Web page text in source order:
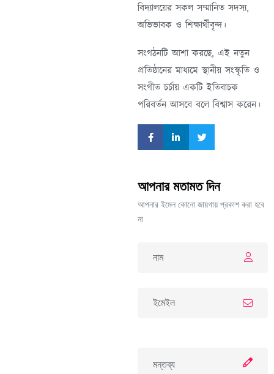
বিদ্যালয়ের সকল সম্মানিত সদস্য,
অভিভাবক ও শিক্ষার্থীবৃন্দ।
সংগঠনটি আশা করছে, এই নতুন
প্রতিষ্ঠানের মাধ্যমে স্থানীয় সংস্কৃতি ও
সংগীত চর্চায় একটি ইতিবাচক
পরিবর্তন আসবে বলে বিশ্বাস করেন।
আপনার মতামত দিন
আপনার ইমেল কোনো জায়গায় প্রকাশ করা হবে
না